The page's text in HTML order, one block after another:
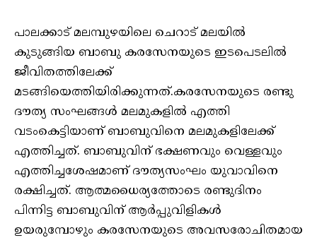
പാലക്കാട് മലമ്പുഴയിലെ ചെറാട് മലയിൽ
കുടുങ്ങിയ ബാബു കരസേനയുടെ ഇടപെടലിൽ
ജീവിതത്തിലേക്ക്
മടങ്ങിയെത്തിയിരിക്കുന്നത്.കരസേനയുടെ രണ്ടു
ദൗത്യ സംഘങ്ങൾ മലമുകളിൽ എത്തി
വടംകെട്ടിയാണ് ബാബുവിനെ മലമുകളിലേക്ക്
എത്തിച്ചത്. ബാബുവിന് ഭക്ഷണവും വെള്ളവും
എത്തിച്ചശേഷമാണ് ദൗത്യസംഘം യുവാവിനെ
രക്ഷിച്ചത്. ആത്മധൈര്യത്തോടെ രണ്ടുദിനം
പിന്നിട്ട ബാബുവിന് ആർപ്പുവിളികൾ
ഉയരുമ്പോഴും കരസേനയുടെ അവസരോചിതമായ